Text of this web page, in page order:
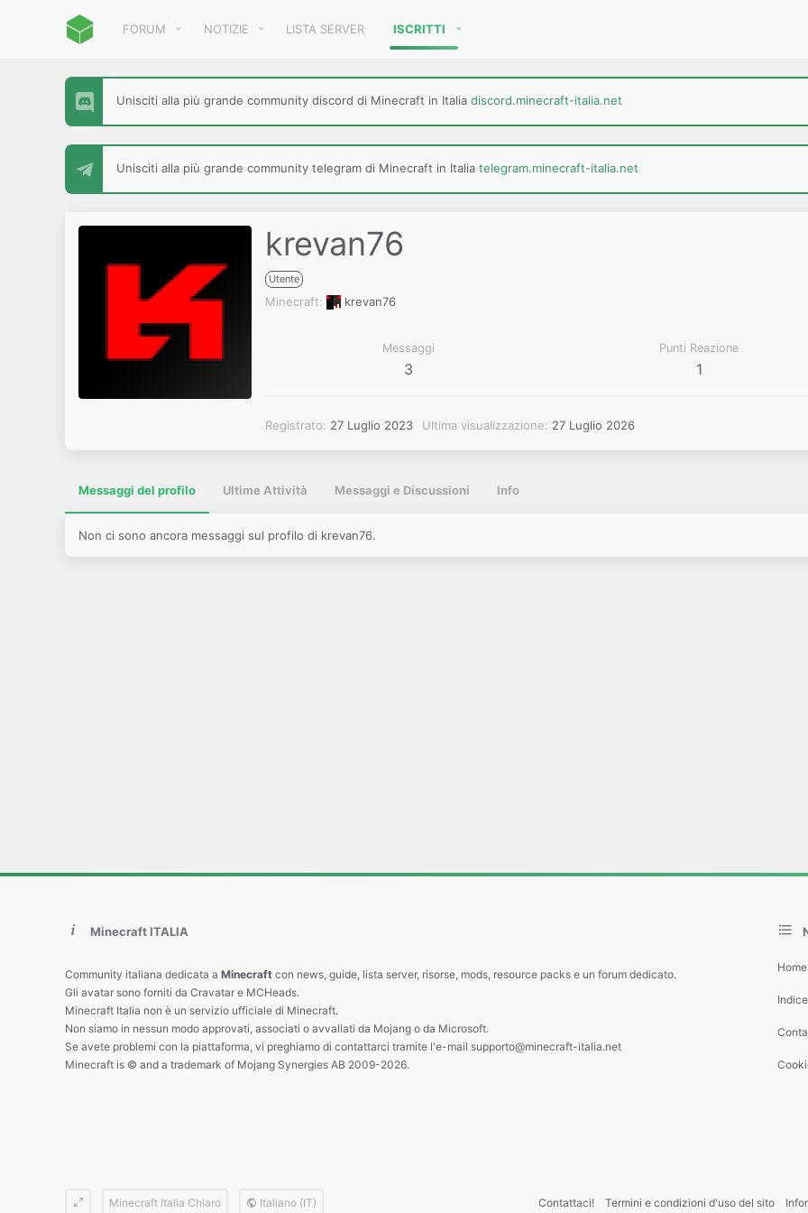
FORUM NOTIZIE LISTA SERVER ISCRITTI
Unisciti alla più grande community discord di Minecraft in Italia discord.minecraft-italia.net
Unisciti alla più grande community telegram di Minecraft in Italia telegram.minecraft-italia.net
krevan76
Utente
Minecraft krevan76
Messaggi
3
Punti Reazione
1
Registrato 27 Luglio 2023 Ultima visualizzazione 27 Luglio 2026
Messaggi del profilo Ultime Attività Messaggi e Discussioni Info
Non ci sono ancora messaggi sul profilo di krevan76.
Minecraft ITALIA
Community italiana dedicata a Minecraft con news, guide, lista server, risorse, mods, resource packs e un forum dedicato.
Gli avatar sono forniti da Cravatar e MCHeads.
Minecraft Italia non è un servizio ufficiale di Minecraft.
Non siamo in nessun modo approvati, associati o avvallati da Mojang o da Microsoft.
Se avete problemi con la piattaforma, vi preghiamo di contattarci tramite l'e-mail supporto@minecraft-italia.net
Minecraft is © and a trademark of Mojang Synergies AB 2009-2026.
Home
Minecraft Italia Chiaro Italiano (IT) Contattaci! Termini e condizioni d'uso del sito